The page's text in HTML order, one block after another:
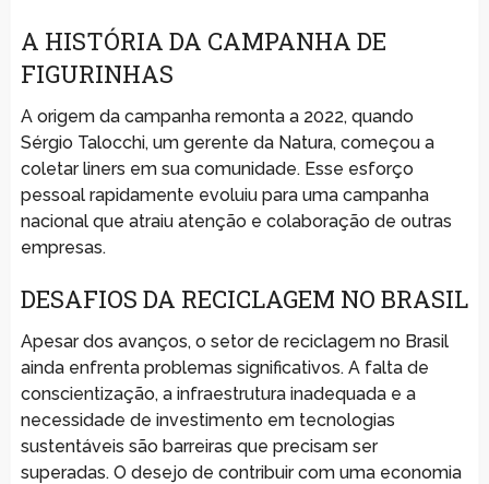
A HISTÓRIA DA CAMPANHA DE
FIGURINHAS
A origem da campanha remonta a 2022, quando
Sérgio Talocchi, um gerente da Natura, começou a
coletar liners em sua comunidade. Esse esforço
pessoal rapidamente evoluiu para uma campanha
nacional que atraiu atenção e colaboração de outras
empresas.
DESAFIOS DA RECICLAGEM NO BRASIL
Apesar dos avanços, o setor de reciclagem no Brasil
ainda enfrenta problemas significativos. A falta de
conscientização, a infraestrutura inadequada e a
necessidade de investimento em tecnologias
sustentáveis são barreiras que precisam ser
superadas. O desejo de contribuir com uma economia